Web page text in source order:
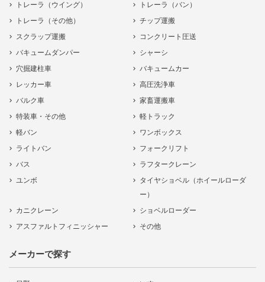
トレーラ（ウイング）
トレーラ（バン）
トレーラ（その他）
チップ運搬
スクラップ運搬
コンクリート圧送
バキュームダンパー
シャーシ
穴掘建柱車
バキュームカー
レッカー車
高圧洗浄車
バルク車
家畜運搬車
特装車・その他
軽トラック
軽バン
ワンボックス
ライトバン
フォークリフト
バス
ラフタークレーン
ユンボ
タイヤショベル（ホイールローダ
ー）
カニクレーン
ショベルローダー
アスファルトフィニッシャー
その他
メーカーで探す